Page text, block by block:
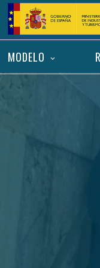
Saltar
contenido
Inicio
MODELO